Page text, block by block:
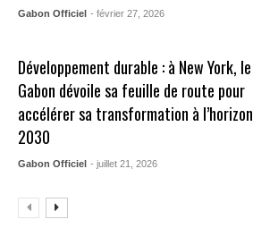
Gabon Officiel - février 27, 2026
Développement durable : à New York, le
Gabon dévoile sa feuille de route pour
accélérer sa transformation à l’horizon
2030
Gabon Officiel - juillet 21, 2026